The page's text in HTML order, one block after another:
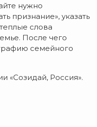
нужно
признание», указать
слова
После чего
семейного
«Созидай, Россия».